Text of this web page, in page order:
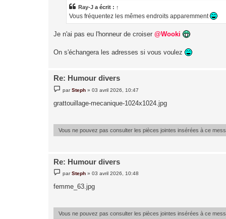
Ray-J a écrit : ↑
Vous fréquentez les mêmes endroits apparemment
Je n'ai pas eu l'honneur de croiser @Wooki
On s'échangera les adresses si vous voulez
Re: Humour divers
e
s
e
parSteph »03 avril 2026, 10:47
grattouillage-mecanique-1024x1024.jpg
Vous ne pouvez pas consulter les pièces jointes insérées à ce
Re: Humour divers
e
s
e
parSteph »03 avril 2026, 10:48
femme_63.jpg
Vous ne pouvez pas consulter les pièces jointes insérées à ce